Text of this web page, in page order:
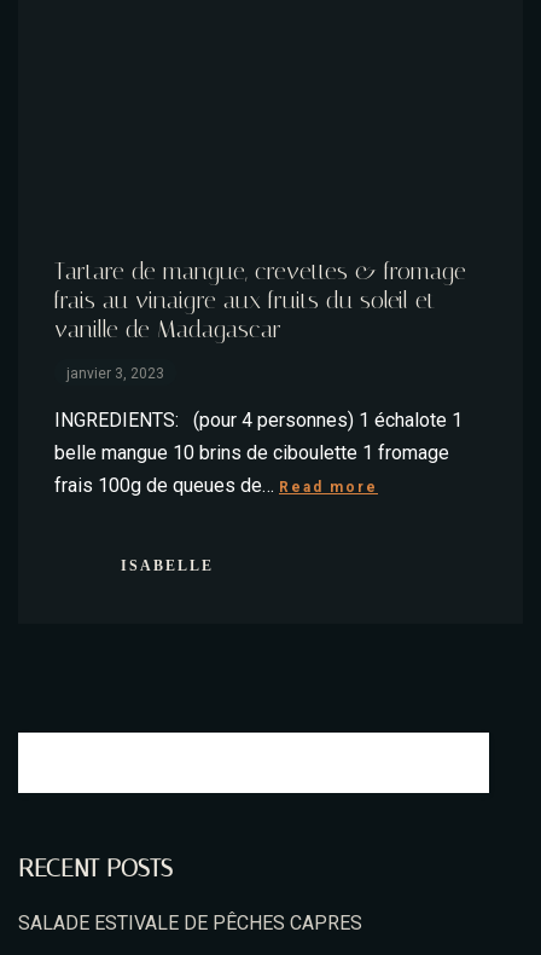
Tartare de mangue, crevettes & fromage
frais au vinaigre aux fruits du soleil et
vanille de Madagascar
janvier 3, 2023
INGREDIENTS: (pour 4 personnes) 1 échalote 1
belle mangue 10 brins de ciboulette 1 fromage
frais 100g de queues de… Read more
ISABELLE
RECENT POSTS
SALADE ESTIVALE DE PÊCHES CAPRES
Table Reservation